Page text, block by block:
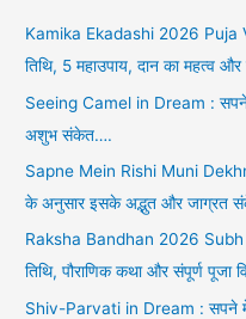
Kamika Ekadashi 2026 Puja
तिथि, 5 महाउपाय, दान का महत्व और
Seeing Camel in Dream :
अशुभ संकेत….
Sapne Mein Rishi Muni
के अनुसार इसके अद्भुत और जाग्रत
Raksha Bandhan 2026 Subh
तिथि, पौराणिक कथा और संपूर्ण पूजा
Shiv-Parvati in Dream : सपने में